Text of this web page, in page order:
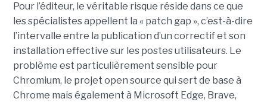
Pour l’éditeur, le véritable risque réside dans ce que
les spécialistes appellent la « patch gap », c’est-à-dire
l’intervalle entre la publication d’un correctif et son
installation effective sur les postes utilisateurs. Le
problème est particulièrement sensible pour
Chromium, le projet open source qui sert de base à
Chrome mais également à Microsoft Edge, Brave,